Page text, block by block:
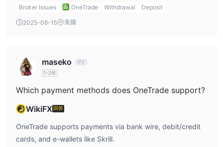
OneTrade提供两种类型的交易账户，以满足交易者不同的需求，标
准账户和专业账户。
準帳戶需要最低存款100美元，為許多人進入交易提供了便利。它還
提供豐富的教育資源，幫助交易者裝備自己所需的知識以應對交易市
2. 專業帳戶：專業帳戶，如其名所示，是為具有豐富市場經驗和
理解的專業交易者而設計的。這些帳戶提供更高級的功能和處理更大
桿。對於專業客戶，OneTrade的槓桿可以高達500:1。這使得專業
交易者能夠進行大量交易並潛在地放大他們的利潤。然而，這樣高的
Broker Issues OneTrade Withdrawal Deposit
2025-06-15 美國
maseko
1-2年
Which payment methods does OneTrade support?
WikiFX 回答
OneTrade supports payments via bank wire, debit/credit
cards, and e-wallets like Skrill.